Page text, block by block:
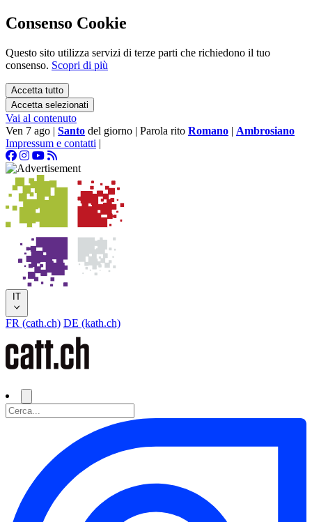
Consenso Cookie
Questo sito utilizza servizi di terze parti che richiedono il tuo
consenso. Scopri di più
Accetta tutto
Accetta selezionati
Vai al contenuto
Ven 7 ago | Santo del giorno | Parola rito Romano | Ambrosiano
Impressum e contatti |
IT
FR (cath.ch) DE (kath.ch)